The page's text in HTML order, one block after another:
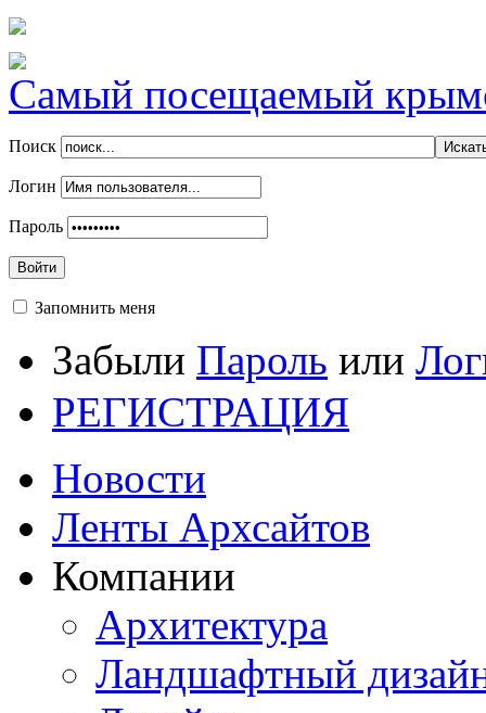
Самый посещаемый
Поиск
Логин
Пароль
Войти
Запомнить меня
Забыли Пароль или
РЕГИСТРАЦИЯ
Новости
Ленты Архсайтов
Компании
Архитектура
Ландшафтный